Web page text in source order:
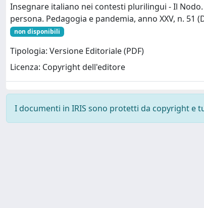
Insegnare italiano nei contesti plurilingui - Il
persona. Pedagogia e pandemia, anno XXV, n. 51
non disponibili
Tipologia: Versione Editoriale (PDF)
Licenza: Copyright dell'editore
I documenti in IRIS sono protetti da copyright e